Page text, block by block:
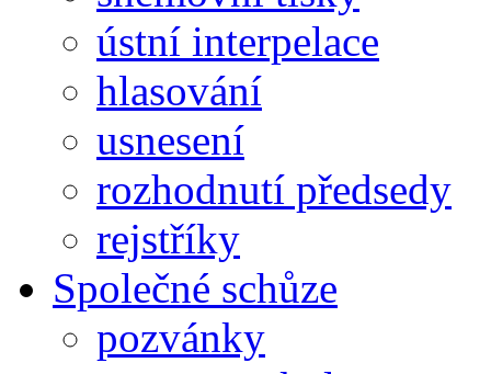
ústní interpelace
hlasování
usnesení
rozhodnutí předsedy
rejstříky
Společné schůze
pozvánky